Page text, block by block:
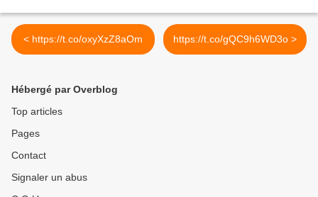
< https://t.co/oxyXzZ8aOm https://t.co/gQC9h6WD3o >
Hébergé par Overblog
Top articles
Pages
Contact
Signaler un abus